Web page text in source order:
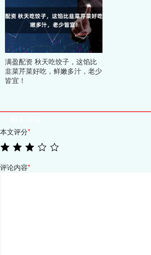
满盈配资 秋天吃饺子，这馅比
韭菜芹菜好吃，鲜嫩多汁，老少
皆宜！
本文评分*
评论内容*